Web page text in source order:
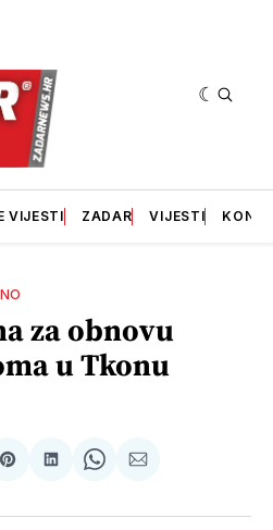
VIJESTI ZADAR VIJESTI
za obnovu
u Tkonu
SharepodijeliSharepodijeli